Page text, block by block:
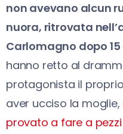
non avevano alcun
nuora, ritrovata
Carlomagno dopo
hanno retto al
protagonista il
aver ucciso la moglie,
provato a fare a